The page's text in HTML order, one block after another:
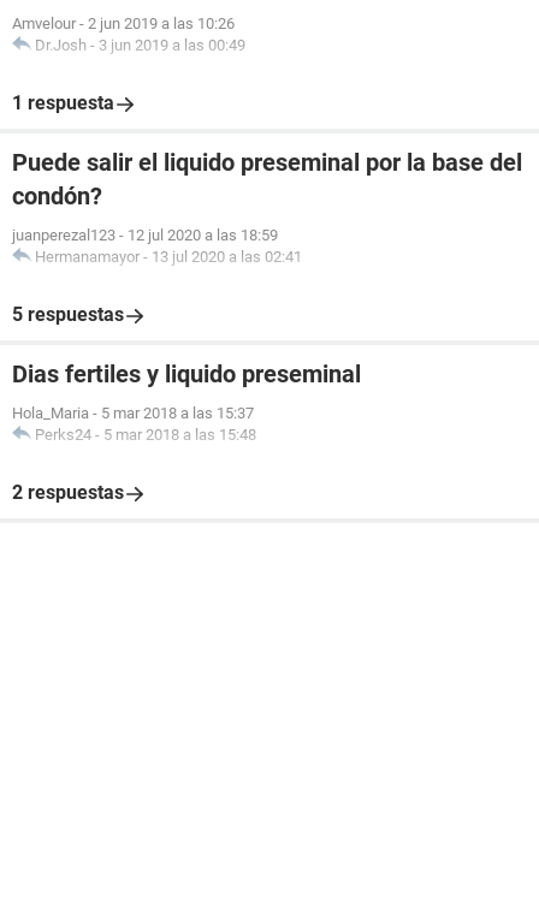
Amvelour - 2 jun 2019 a las 10:26
Dr.Josh - 3 jun 2019 a las 00:49
1 respuesta
Puede salir el liquido preseminal por la base del
condón?
juanperezal123 - 12 jul 2020 a las 18:59
Hermanamayor - 13 jul 2020 a las 02:41
5 respuestas
Dias fertiles y liquido preseminal
Hola_Maria - 5 mar 2018 a las 15:37
Perks24 - 5 mar 2018 a las 15:48
2 respuestas